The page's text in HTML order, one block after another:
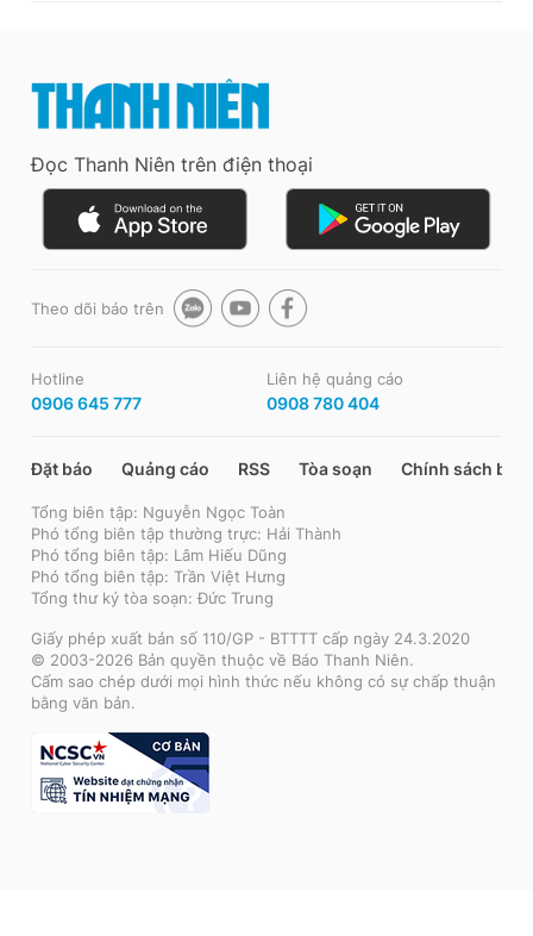
Đọc Thanh Niên trên điện thoại
Theo dõi báo trên
Hotline
0906 645 777
Liên hệ quảng cáo
0908 780 404
Đặt báo Quảng cáo RSS Tòa soạn Chính sách bảo
Tổng biên tập: Nguyễn Ngọc Toàn
Phó tổng biên tập thường trực: Hải Thành
Phó tổng biên tập: Lâm Hiếu Dũng
Phó tổng biên tập: Trần Việt Hưng
Tổng thư ký tòa soạn: Đức Trung
Giấy phép xuất bản số 110/GP - BTTTT cấp ngày 24.3.2020
© 2003-2026 Bản quyền thuộc về Báo Thanh Niên.
Cấm sao chép dưới mọi hình thức nếu không có sự chấp thuận
bằng văn bản.